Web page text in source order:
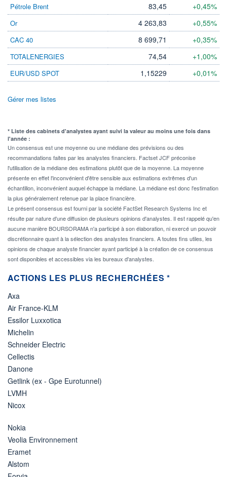
Pétrole Brent
83,45 +0,45%
Or 4 263,83 +0,55%
CAC 40 8 699,71 +0,35%
TOTALENERGIES 74,54 +1,00%
EUR/USD SPOT 1,15229 +0,01%
Gérer mes listes
* Liste des cabinets d'analystes ayant suivi la valeur au moins une fois dans
l'année :
Un consensus est une moyenne ou une médiane des prévisions ou des
recommandations faites par les analystes financiers. Factset JCF préconise
l'utilisation de la médiane des estimations plutôt que de la moyenne. La moyenne
présente en effet l'inconvénient d'être sensible aux estimations extrêmes d'un
échantillon, inconvénient auquel échappe la médiane. La médiane est donc l'estimation
la plus généralement retenue par la place financière.
Le présent consensus est fourni par la société FactSet Research Systems Inc et
résulte par nature d'une diffusion de plusieurs opinions d'analystes. Il est rappelé qu'en
aucune manière BOURSORAMA n'a participé à son élaboration, ni exercé un pouvoir
discrétionnaire quant à la sélection des analystes financiers. A toutes fins utiles, les
opinions de chaque analyste financier ayant participé à la création de ce consensus
sont disponibles et accessibles via les bureaux d'analystes.
ACTIONS LES PLUS RECHERCHÉES *
Axa
Air France-KLM
Essilor Luxxotica
Michelin
Schneider Electric
Cellectis
Danone
Getlink (ex - Gpe Eurotunnel)
LVMH
Nicox
Nokia
Veolia Environnement
Eramet
Alstom